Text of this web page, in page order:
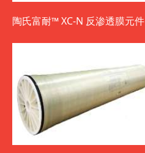
陶氏富耐™ XC-N 反渗透膜元件